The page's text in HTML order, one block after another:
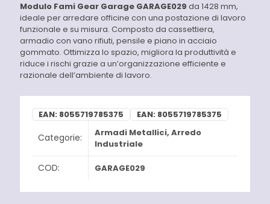
Modulo Fami Gear Garage GARAGE029 da 1428 mm,
ideale per arredare officine con una postazione di lavoro
funzionale e su misura. Composto da cassettiera,
armadio con vano rifiuti, pensile e piano in acciaio
gommato. Ottimizza lo spazio, migliora la produttività e
riduce i rischi grazie a un’organizzazione efficiente e
razionale dell’ambiente di lavoro.
EAN: 8055719785375 EAN: 8055719785375
Categorie: Armadi Metallici, Arredo
Industriale
COD: GARAGE029